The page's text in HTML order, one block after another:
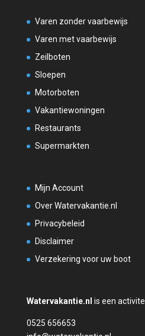
Varen zonder vaarbewijs
Varen met vaarbewijs
Zeilboten
Sloepen
Motorboten
Vakantiewoningen
Restaurants
Supermarkten
Mijn Account
Over Watervakantie.nl
Privacybeleid
Disclaimer
Verzekering voor uw boot
Watervakantie.nl is een
0525 656653